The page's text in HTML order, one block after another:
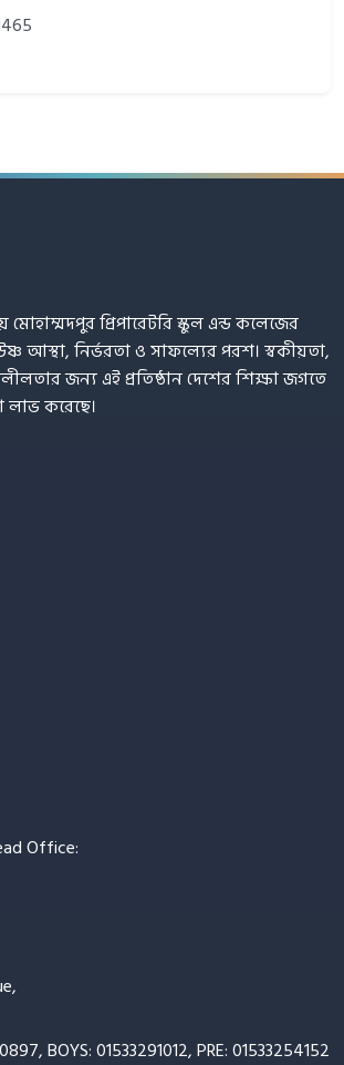
মোহাম্মদপুর প্রিপারেটরি স্কুল এন্ড কলেজের
উষ্ণ আস্থা, নির্ভরতা ও সাফল্যের পরশ। স্বকীয়তা,
জন্য এই প্রতিষ্ঠান দেশের শিক্ষা জগতে
লাভ করেছে।
Office:
BOYS: 01533291012, PRE: 01533254152